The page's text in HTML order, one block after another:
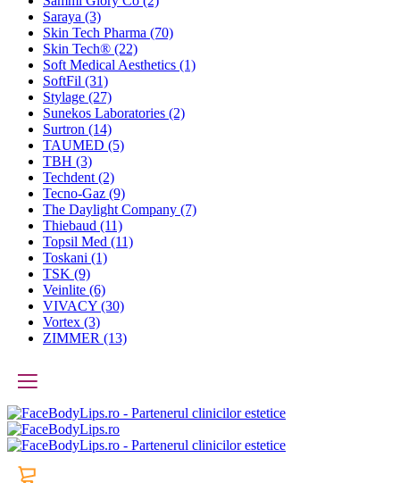
Saraya (3)
Skin Tech Pharma (70)
Skin Tech® (22)
Soft Medical Aesthetics (1)
SoftFil (31)
Stylage (27)
Sunekos Laboratories (2)
Surtron (14)
TAUMED (5)
TBH (3)
Techdent (2)
Tecno-Gaz (9)
The Daylight Company (7)
Thiebaud (11)
Topsil Med (11)
Toskani (1)
TSK (9)
Veinlite (6)
VIVACY (30)
Vortex (3)
ZIMMER (13)